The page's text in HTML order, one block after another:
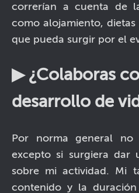
correrían a cuenta de
como alojamiento,
que pueda surgir por el
▶ ¿Colaboras
desarrollo de
Por norma general no
excepto si surgiera dar
sobre mi actividad. Mi
contenido y la